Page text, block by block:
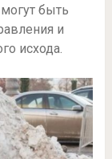
быть
и
исхода.